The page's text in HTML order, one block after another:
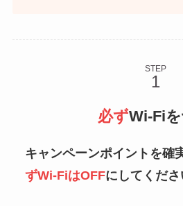
STEP
必ずWi-Fi
キャンペーンポイントを確
ずWi-FiはOFFにしてくださ